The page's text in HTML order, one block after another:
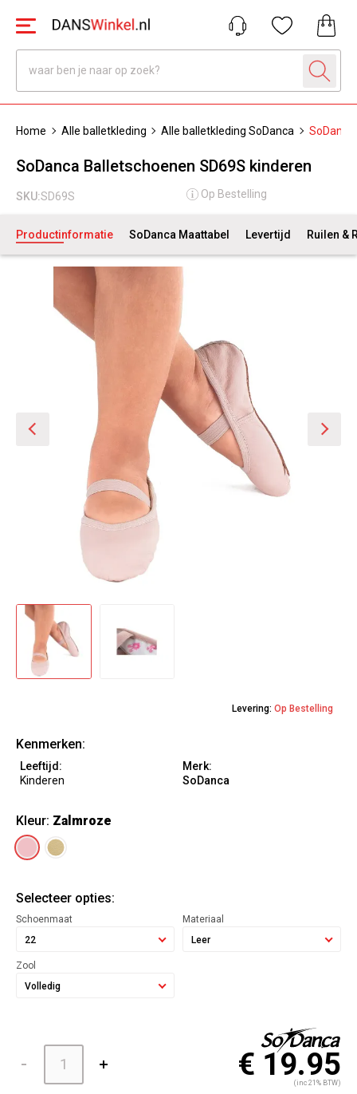
Home Alle balletkleding Alle balletkleding SoDanca
SoDanca Balletschoenen SD69S kinderen
SKU:SD69S Op Bestelling
Productinformatie SoDanca Maattabel Levertijd Ruilen &
Levering: Op Bestelling
Kenmerken:
Leeftijd:
Kinderen
Merk:
SoDanca
Kleur: Zalmroze
Selecteer opties:
Schoenmaat
22
Materiaal
Leer
Zool
Volledig
€ 19.95
(inc 21% BTW)